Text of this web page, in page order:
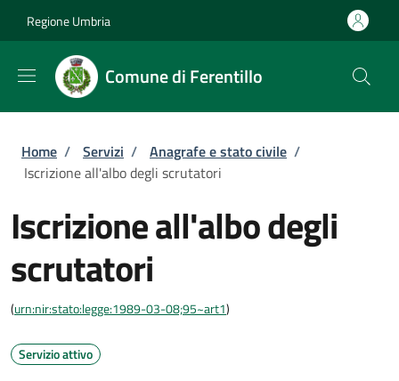
Regione Umbria
Comune di Ferentillo
Briciole di pane
Home / Servizi / Anagrafe e stato civile /
Iscrizione all'albo degli scrutatori
Iscrizione all'albo degli
scrutatori
(urn:nir:stato:legge:1989-03-08;95~art1)
Servizio attivo